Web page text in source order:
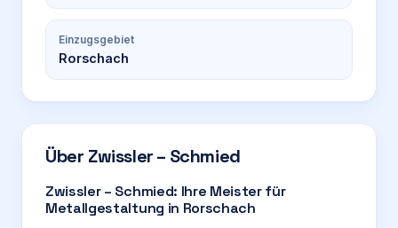
Einzugsgebiet
Rorschach
Über Zwissler – Schmied
Zwissler – Schmied: Ihre Meister für
Metallgestaltung in Rorschach